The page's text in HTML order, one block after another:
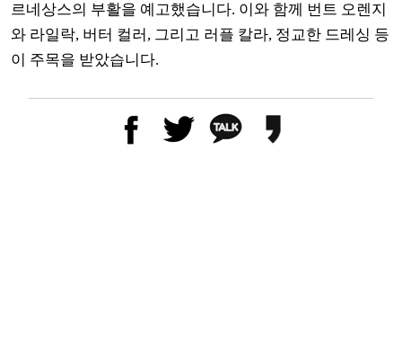
르네상스의 부활을 예고했습니다. 이와 함께 번트 오렌지
와 라일락, 버터 컬러, 그리고 러플 칼라, 정교한 드레싱 등
이 주목을 받았습니다.